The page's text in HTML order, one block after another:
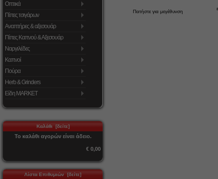
Οπτικά
Πίπες τσιγάρων
Αναπτήρες & αξεσουάρ
Πίπες Καπνού & Αξεσουάρ
Ναργιλέδες
Καπνοί
Πούρα
Herb & Grinders
Είδη MARKET
Καλάθι [δείτε]
Το καλάθι αγορών είναι άδειο.
€ 0,00
Λίστα Επιθυμιών [δείτε]
Πατήστε για μεγέθυνση